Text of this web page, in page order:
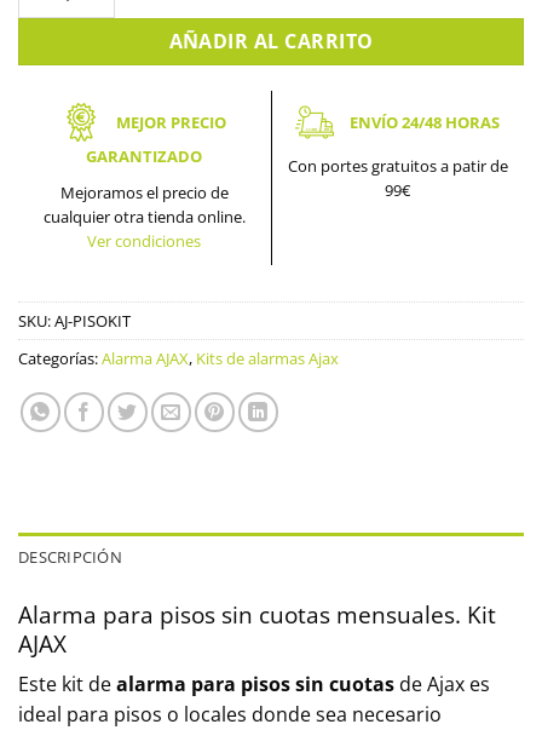
AÑADIR AL CARRITO
MEJOR PRECIO
GARANTIZADO
Mejoramos el precio de
cualquier otra tienda online.
Ver condiciones
ENVÍO 24/48 HORAS
Con portes gratuitos a patir de
99€
SKU:AJ-PISOKIT
Categorías:Alarma AJAX, Kits de alarmas Ajax
DESCRIPCIÓN
Alarma para pisos sin cuotas mensuales. Kit
AJAX
Este kit dealarma para pisos sin cuotasde Ajax es
ideal para pisos o locales donde sea necesario